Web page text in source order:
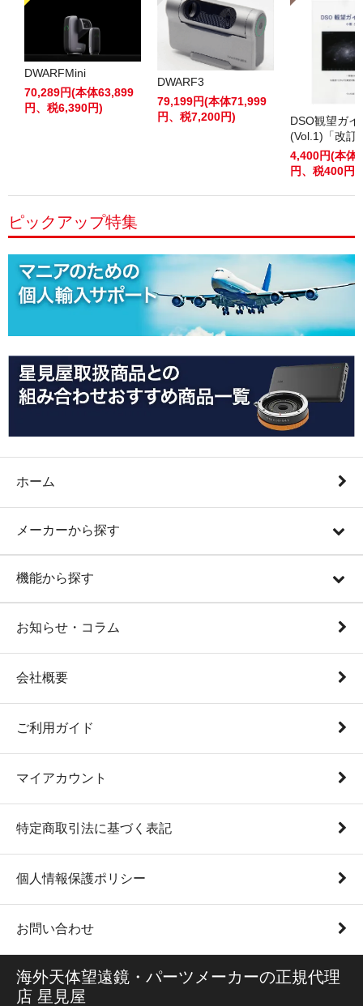
DWARFMini
70,289円(本体63,899
円、税6,390円)
DWARF3
79,199円(本体71,999
円、税7,200円)
DSO観望ガ
(Vol.1)「改訂
4,400円(本体
円、税400円)
ピックアップ特集
ホーム
メーカーから探す
機能から探す
お知らせ・コラム
会社概要
ご利用ガイド
マイアカウント
特定商取引法に基づく表記
個人情報保護ポリシー
お問い合わせ
海外天体望遠鏡・パーツメーカーの正規代理
店 星見屋